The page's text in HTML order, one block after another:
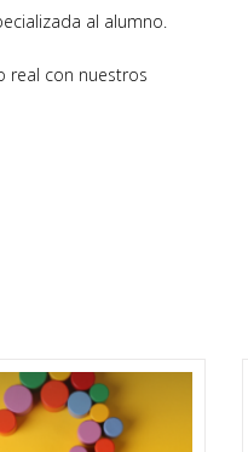
al alumno.
con nuestros